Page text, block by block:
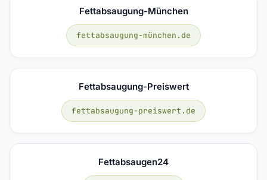
Fettabsaugung-München
fettabsaugung-münchen.de
Fettabsaugung-Preiswert
fettabsaugung-preiswert.de
Fettabsaugen24